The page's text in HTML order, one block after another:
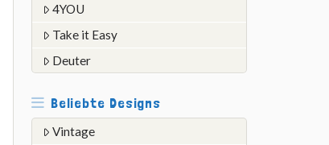
4YOU
Take it Easy
Deuter
Beliebte Designs
Vintage